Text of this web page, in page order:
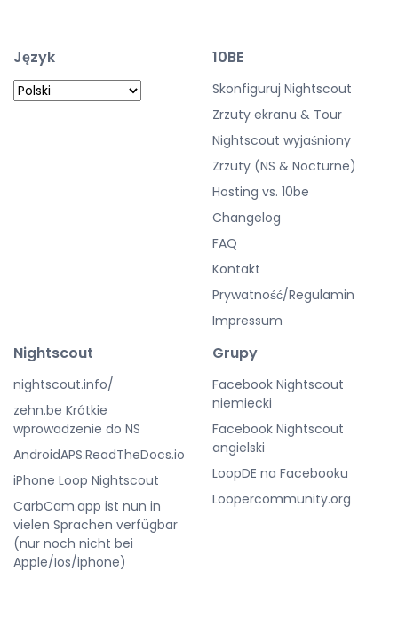
Język 10BE
Skonfiguruj Nightscout
Zrzuty ekranu & Tour
Nightscout wyjaśniony
Zrzuty (NS & Nocturne)
Hosting vs. 10be
Changelog
FAQ
Kontakt
Prywatność/Regulamin
Impressum
Nightscout
nightscout.info/
zehn.be Krótkie
wprowadzenie do NS
AndroidAPS.ReadTheDocs.io
iPhone Loop Nightscout
CarbCam.app ist nun in
vielen Sprachen verfügbar
(nur noch nicht bei
Apple/Ios/iphone)
Grupy
Facebook Nightscout
niemiecki
Facebook Nightscout
angielski
LoopDE na Facebooku
Loopercommunity.org